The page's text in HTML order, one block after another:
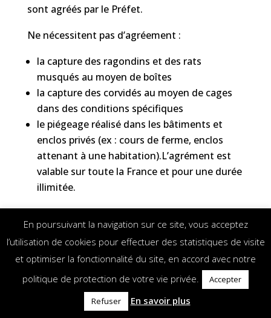
sont agréés par le Préfet.
Ne nécessitent pas d’agréement :
la capture des ragondins et des rats
musqués au moyen de boîtes
la capture des corvidés au moyen de cages
dans des conditions spécifiques
le piégeage réalisé dans les bâtiments et
enclos privés (ex : cours de ferme, enclos
attenant à une habitation).L’agrément est
valable sur toute la France et pour une durée
illimitée.
Tous les pièges doivent être visités chaque
matin, et dans les 2 heures qui suivent le
lever du soleil pour les pièges des catégories
3 et 4.
La mise à mort des animaux classés nuisibles
En poursuivant la navigation sur ce site, vous acceptez
l’utilisation de cookies pour effectuer des statistiques de visite
et optimiser la fonctionnalité du site, en accord avec notre
politique de protection de votre vie privée.
Accepter
Refuser
En savoir plus